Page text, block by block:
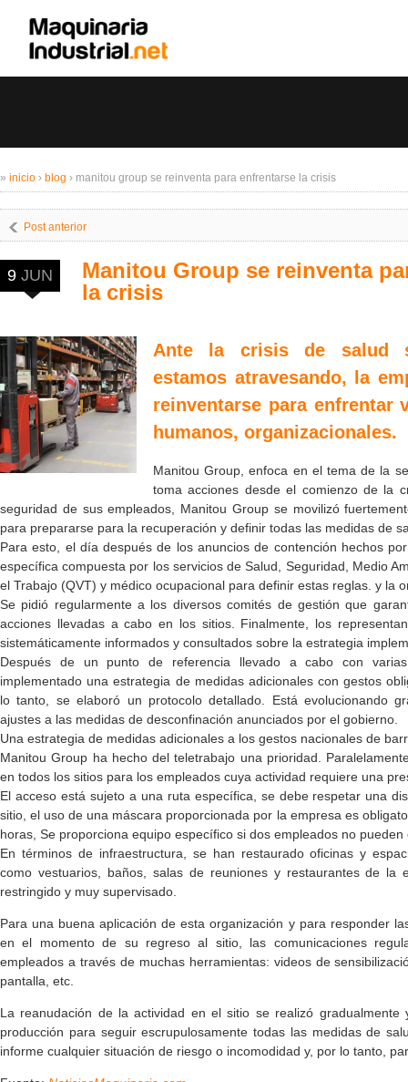
» inicio › blog › manitou group se reinventa para enfrentarse la crisis
Post anterior
Manitou Group se reinventa
la crisis
9 JUN
Ante la crisis de salud
estamos atravesando, la
reinventarse para enfrentar
humanos, organizacionales.
Manitou Group, enfoca en el tema de la
toma acciones desde el comienzo de la
seguridad de sus empleados, Manitou Group se movilizó
para prepararse para la recuperación y definir todas las medidas de
Para esto, el día después de los anuncios de contención hechos
específica compuesta por los servicios de Salud, Seguridad, Medio
el Trabajo (QVT) y médico ocupacional para definir estas reglas. y la
Se pidió regularmente a los diversos comités de gestión que
acciones llevadas a cabo en los sitios. Finalmente, los
sistemáticamente informados y consultados sobre la estrategia
Después de un punto de referencia llevado a cabo con
implementado una estrategia de medidas adicionales con gestos
lo tanto, se elaboró ​​un protocolo detallado. Está evolucionando
ajustes a las medidas de desconfinación anunciados por el gobierno.
Una estrategia de medidas adicionales a los gestos nacionales de
Manitou Group ha hecho del teletrabajo una prioridad.
en todos los sitios para los empleados cuya actividad requiere una
El acceso está sujeto a una ruta específica, se debe respetar una
sitio, el uso de una máscara proporcionada por la empresa es
horas, Se proporciona equipo específico si dos empleados no
En términos de infraestructura, se han restaurado oficinas y
como vestuarios, baños, salas de reuniones y restaurantes de la
restringido y muy supervisado.
Para una buena aplicación de esta organización y para responder
en el momento de su regreso al sitio, las comunicaciones
empleados a través de muchas herramientas: videos de
pantalla, etc.
La reanudación de la actividad en el sitio se realizó
producción para seguir escrupulosamente todas las medidas de
informe cualquier situación de riesgo o incomodidad y, por lo tanto,